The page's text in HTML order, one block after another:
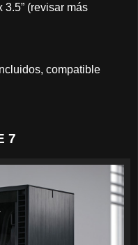
3.5” (revisar más
compatible
7